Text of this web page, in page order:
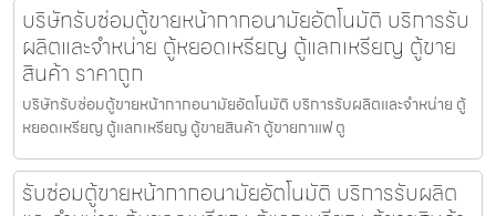
บริษัทรับซ่อมตู้ขายหน้ากากอนามัย​อัตโนมัติ บริการรับ
ผลิตและจำหน่าย ตู้หยอดเหรียญ ตู้แลกเหรียญ ตู้ขาย
สินค้า ราคาถูก
บริษัทรับซ่อมตู้ขายหน้ากากอนามัย​อัตโนมัติ บริการรับผลิตและจำหน่าย ตู้
หยอดเหรียญ ตู้แลกเหรียญ ตู้ขายสินค้า ตู้ขายกาแฟ ตู
รับซ่อมตู้ขายหน้ากากอนามัย​อัตโนมัติ บริการรับผลิต